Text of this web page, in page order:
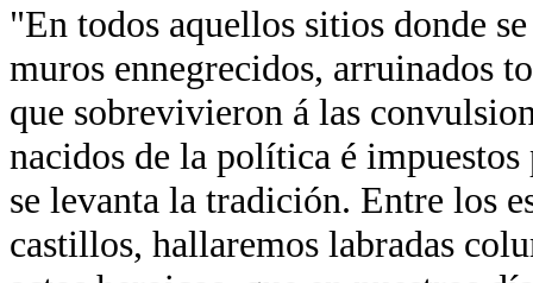
"En todos aquellos sitios donde
muros ennegrecidos, arruinados
que sobrevivieron á las
nacidos de la política é
se levanta la tradición. Entre los
castillos, hallaremos labradas